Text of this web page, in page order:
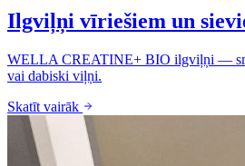
Ilgviļņi vīriešiem un
WELLA CREATINE+ BIO ilgviļņi —
vai dabiski viļņi.
Skatīt vairāk